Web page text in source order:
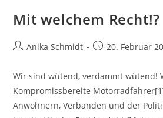
Mit welchem Recht!?
Beitrags-
Anika Schmidt
Beitrag20. Februar
Wir sind wütend, verdammt wütend!
Kompromissbereite
Anwohnern, Verbänden und der